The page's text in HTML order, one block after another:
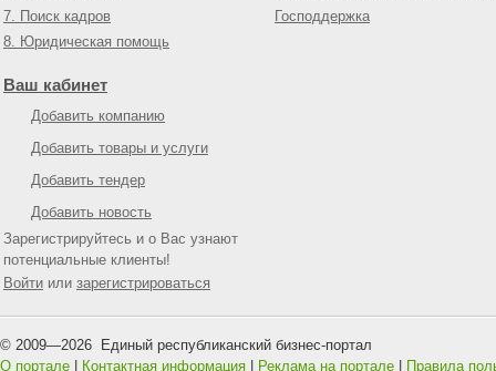
7. Поиск кадров
8. Юридическая помощь
Господдержка
Ваш кабинет
Добавить компанию
Добавить товары и услуги
Добавить тендер
Добавить новость
Зарегистрируйтесь и о Вас узнают
потенциальные клиенты!
Войти или зарегистрироваться
© 2009—2026 Единый республиканский бизнес-портал
О портале
Контактная информация Реклама на портале
Правила